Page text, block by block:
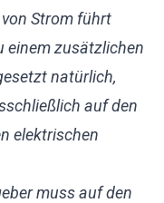
Strom führt
einem zusätzlichen
natürlich,
auf den
elektrischen
muss auf den